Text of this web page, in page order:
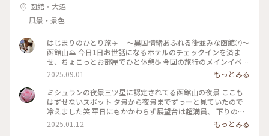
函館・大沼
風景・景色
はじまりのひとり旅✈️ 〜異国情緒あふれる街並みな函館⑦〜
函館山⛰️ 今日1日お世話になるホテルのチェックインを済ま
せ、ちょこっとお部屋でひと休憩☕️ 今回の旅行のメインイベン
トである函館の絶景を見に、函館山へ出発！ ホテルのフロン
トの方に行き方を教えてもらい、天候の関係でロープウェイが
動いたり止まったり…🚡したので、バスで向かうことにしまし
た🚌 【ロープウェイで山頂へ】 →市電十字街駅から函館山ロ
ープウェイ山麓駅まで 徒歩10分 山麓駅から山頂駅まで
約3分 1800円（往復） 【バスで山頂へ】 →JR函館駅前バス
乗り場④ 番 函館山登山バス（季節運行）山頂まで約30分
2025.09.01
もっとみる
ミシュランの夜景三ツ星に認定されてる函館山の夜景 ここも
はずせないスポット 夕景から夜景までずっーと見ていたので
冷えました笑 平日にもかかわらず展望台は超満員、 下りのロ
ープウェイも行列ができていました きらきらの夜景が見れて
2025.01.12
もっとみる